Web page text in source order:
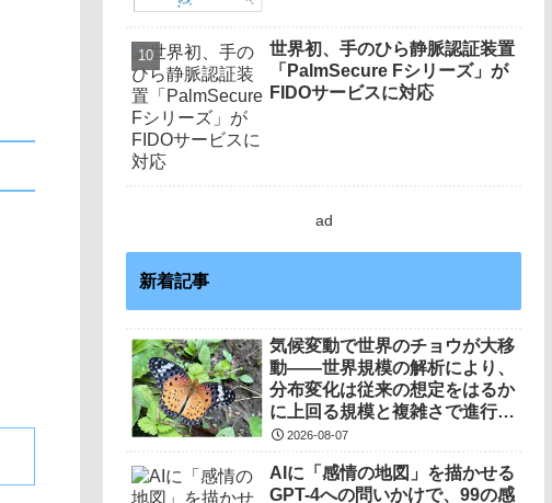
世界初、手のひら静脈認証装置
「PalmSecure Fシリーズ」が
FIDOサービスに対応
ad
新着記事
気候変動で世界のチョウが大移
動――世界規模の解析により、
分布変化は従来の想定をはるか
に上回る規模と複雑さで進行し
ていることを解明――
2026-08-07
AIに「感情の地図」を描かせる
GPT-4への問いかけで、99の感